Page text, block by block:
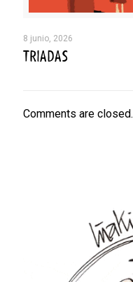
8 junio, 2026
TRIADAS
Comments are closed.